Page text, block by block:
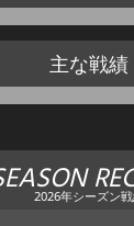
主な戦績
2026年シーズン